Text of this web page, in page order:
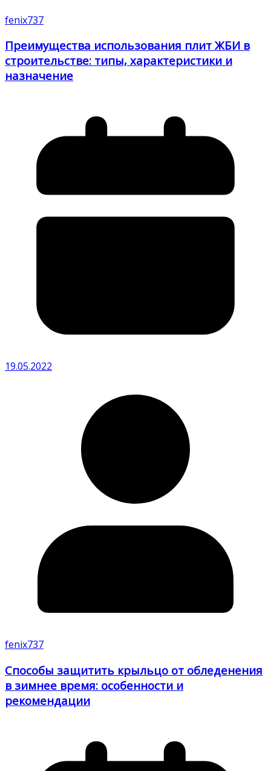
fenix737
Преимущества использования плит ЖБИ в
строительстве: типы, характеристики и
назначение
19.05.2022
fenix737
Способы защитить крыльцо от обледенения
в зимнее время: особенности и
рекомендации